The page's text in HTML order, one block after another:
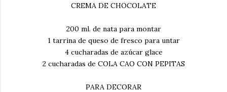
CREMA DE CHOCOLATE
200 ml. de nata para montar
1 tarrina de queso de fresco para untar
4 cucharadas de azúcar glace
2 cucharadas de COLA CAO CON PEPITAS
PARA DECORAR